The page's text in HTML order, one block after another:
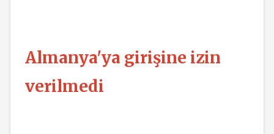
Almanya'ya girişine izin
verilmedi